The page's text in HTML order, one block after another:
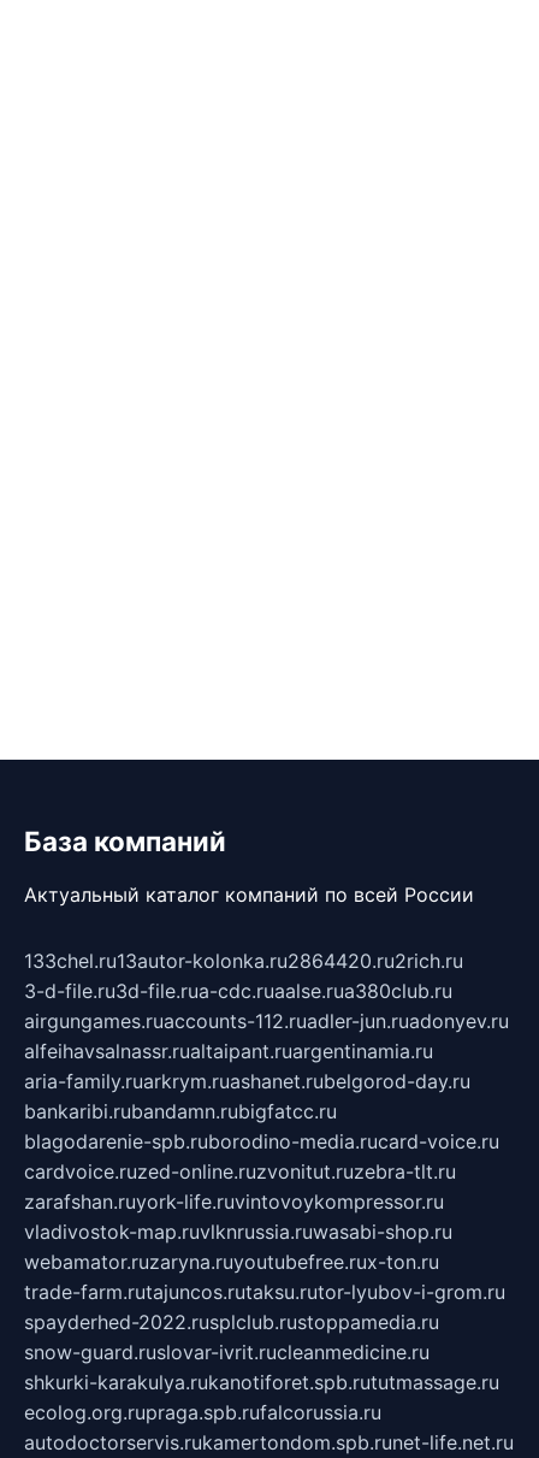
База компаний
Актуальный каталог компаний по всей России
133chel.ru13autor-kolonka.ru2864420.ru2rich.ru
3-d-file.ru3d-file.rua-cdc.ruaalse.rua380club.ru
airgungames.ruaccounts-112.ruadler-jun.ruadonyev.ru
alfeihavsalnassr.rualtaipant.ruargentinamia.ru
aria-family.ruarkrym.ruashanet.rubelgorod-day.ru
bankaribi.rubandamn.rubigfatcc.ru
blagodarenie-spb.ruborodino-media.rucard-voice.ru
cardvoice.ruzed-online.ruzvonitut.ruzebra-tlt.ru
zarafshan.ruyork-life.ruvintovoykompressor.ru
vladivostok-map.ruvlknrussia.ruwasabi-shop.ru
webamator.ruzaryna.ruyoutubefree.rux-ton.ru
trade-farm.rutajuncos.rutaksu.rutor-lyubov-i-grom.ru
spayderhed-2022.rusplclub.rustoppamedia.ru
snow-guard.ruslovar-ivrit.rucleanmedicine.ru
shkurki-karakulya.rukanotiforet.spb.rututmassage.ru
ecolog.org.rupraga.spb.rufalcorussia.ru
autodoctorservis.rukamertondom.spb.runet-life.net.ru